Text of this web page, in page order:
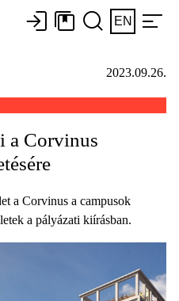
EN
2023.09.26.
a Corvinus
a Corvinus a campusok
a pályázati kiírásban.